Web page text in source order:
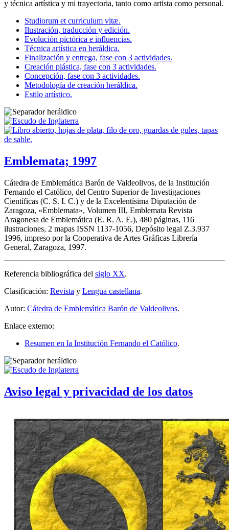
y técnica artística y mi trayectoria, tanto como artista como personal.
Studiorum et curriculum vitæ.
Ilustración, traducción y edición.
Evolución pictórica e influencias.
Técnica artística en heráldica.
Finalización y entrega, fase con 3 actividades.
Creación plástica, fase con 3 actividades.
Concepción, fase con 3 actividades.
Metodología de creación heráldica.
Estilo artístico.
Emblemata; 1997
Cátedra de Emblemática Barón de Valdeolivos, de la Institución
Fernando el Católico, del Centro Superior de Investigaciones
Científicas (C. S. I. C.) y de la Excelentísima Diputación de
Zaragoza, «Emblemata», Volumen III, Emblemata Revista
Aragonesa de Emblemática (E. R. A. E.), 480 páginas, 116
ilustraciones, 2 mapas ISSN 1137-1056, Depósito legal Z.3.937
1996, impreso por la Cooperativa de Artes Gráficas Librería
General, Zaragoza, 1997.
Referencia bibliográfica del siglo XX.
Clasificación: Revista y Lengua castellana.
Autor: Cátedra de Emblemática Barón de Valdeolivos.
Enlace externo:
Resumen en la Institución Fernando el Católico.
Aviso legal y privacidad de los datos